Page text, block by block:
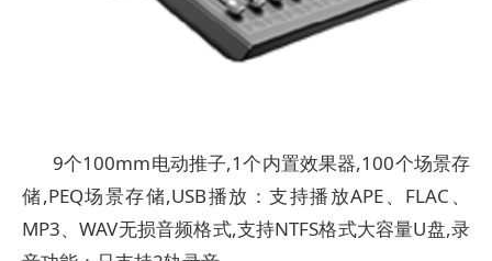
9个100mm电动推子,1个内置效果器,100个场景存
储,PEQ场景存储,USB播放：支持播放APE、FLAC、
MP3、WAV无损音频格式,支持NTFS格式大容量U盘,录